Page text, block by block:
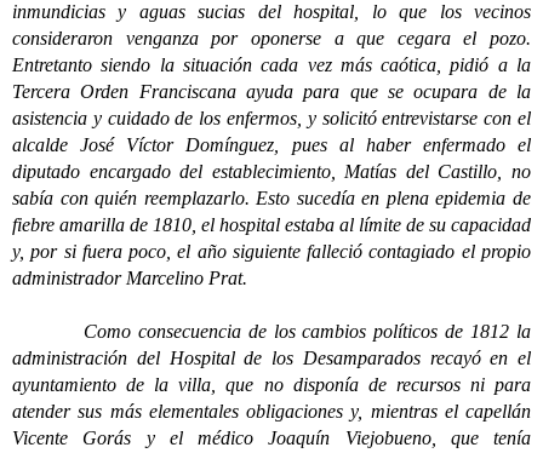
inmundicias y aguas sucias del hospital, lo que los vecinos
consideraron venganza por oponerse a que cegara el pozo.
Entretanto siendo la situación cada vez más caótica, pidió a la
Tercera Orden Franciscana ayuda para que se ocupara de la
asistencia y cuidado de los enfermos, y solicitó entrevistarse con el
alcalde José Víctor Domínguez, pues al haber enfermado el
diputado encargado del establecimiento, Matías del Castillo, no
sabía con quién reemplazarlo. Esto sucedía en plena epidemia de
fiebre amarilla de 1810, el hospital estaba al límite de su capacidad
y, por si fuera poco, el año siguiente falleció contagiado el propio
administrador Marcelino Prat.
Como consecuencia de los cambios políticos de 1812 la
administración del Hospital de los Desamparados recayó en el
ayuntamiento de la villa, que no disponía de recursos ni para
atender sus más elementales obligaciones y, mientras el capellán
Vicente Gorás y el médico Joaquín Viejobueno, que tenía